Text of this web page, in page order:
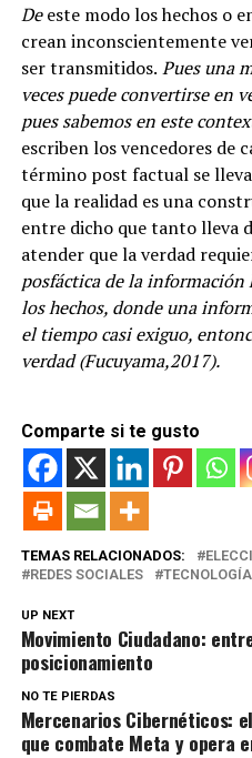
Deeste modo los hechos o
crean inconscientemente
ser transmitidos. Pues una
veces puede convertirse en
pues sabemos en este
escriben los vencedores de
término post factual se
que la realidad es una
entre dicho que tanto lleva
atender que la verdad
posfáctica de la información
los hechos, donde una
el tiempo casi exiguo,
verdad (Fucuyama,2017).
Comparte si te gusto
TEMAS RELACIONADOS:
REDES SOCIALES
TECNOLOGÍA
UP NEXT
Movimiento Ciudadano:
posicionamiento
NO TE PIERDAS
Mercenarios Cibernéticos:
que combate Meta y opera